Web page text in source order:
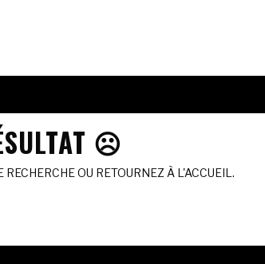
☹️
RECHERCHE OU RETOURNEZ À L'ACCUEIL.